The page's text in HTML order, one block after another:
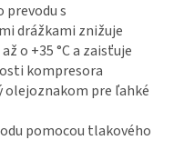
s
drážkami znižuje
o +35 °C a zaisťuje
kompresora
olejoznakom pre ľahké
pomocou tlakového